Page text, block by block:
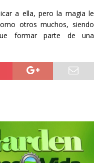
a ella, pero la magia le
otros muchos, siendo
formar parte de una